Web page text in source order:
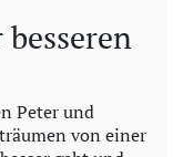
Peter und
von einer